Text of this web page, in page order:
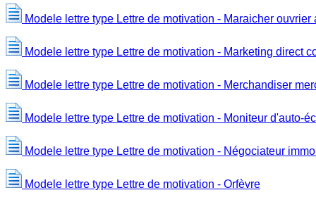
Modele lettre type Lettre de motivation - Maraicher ouvrier
Modele lettre type Lettre de motivation - Marketing direct
Modele lettre type Lettre de motivation - Merchandiser
Modele lettre type Lettre de motivation - Moniteur d'auto-
Modele lettre type Lettre de motivation - Négociateur
Modele lettre type Lettre de motivation - Orfèvre